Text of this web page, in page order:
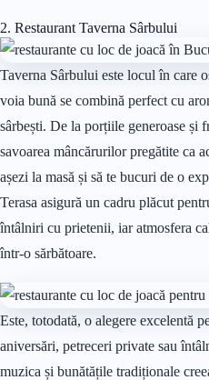
2. Restaurant Taverna Sârbului
Taverna Sârbului este locul în care
voia bună se combină perfect cu
sârbești. De la porțiile generoase și
savoarea mâncărurilor pregătite ca
așezi la masă și să te bucuri de o
Terasa asigură un cadru plăcut
întâlniri cu prietenii, iar atmosfera
într-o sărbătoare.
Este, totodată, o alegere excelentă
aniversări, petreceri private sau
muzica și bunătățile tradiționale